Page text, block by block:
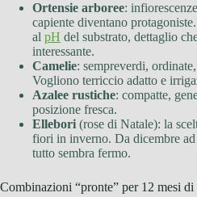
Ortensie arboree:
capiente diventano
al pH del substrato, dettaglio
interessante.
Camelie: sempreverdi,
Vogliono terriccio adatto e
Azalee rustiche: compatte,
posizione fresca.
Ellebori (rose di Natale): la
fiori in inverno. Da dicembre
tutto sembra fermo.
Combinazioni “pronte” per 12 mesi